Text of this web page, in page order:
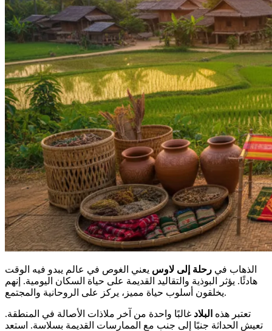
الذهاب في رحلة إلى لاوس يعني الغوص في عالم يبدو فيه الوقت
هادئًا. يؤثر البوذية والتقاليد القديمة على حياة السكان اليومية. إنهم
يخلقون أسلوب حياة مميز، يركز على الروحانية والمجتمع.
تعتبر هذه البلاد غالبًا واحدة من آخر ملاذات الأصالة في المنطقة.
تعيش الحداثة جنبًا إلى جنب مع الممارسات القديمة بسلاسة. استعد